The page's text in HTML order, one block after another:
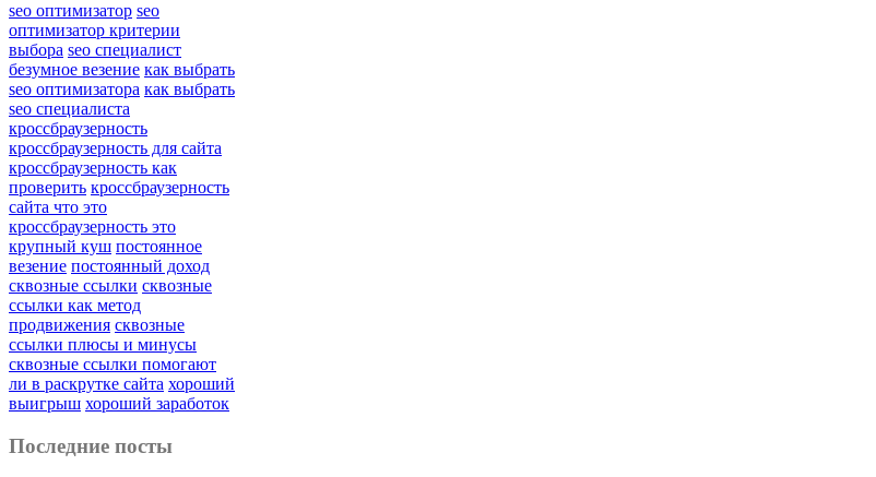
seo оптимизатор seo
оптимизатор критерии
выбора seo специалист
безумное везение как выбрать
seo оптимизатора как выбрать
seo специалиста
кроссбраузерность
кроссбраузерность для сайта
кроссбраузерность как
проверить кроссбраузерность
сайта что это
кроссбраузерность это
крупный куш постоянное
везение постоянный доход
сквозные ссылки сквозные
ссылки как метод
продвижения сквозные
ссылки плюсы и минусы
сквозные ссылки помогают
ли в раскрутке сайта хороший
выигрыш хороший заработок
Последние посты